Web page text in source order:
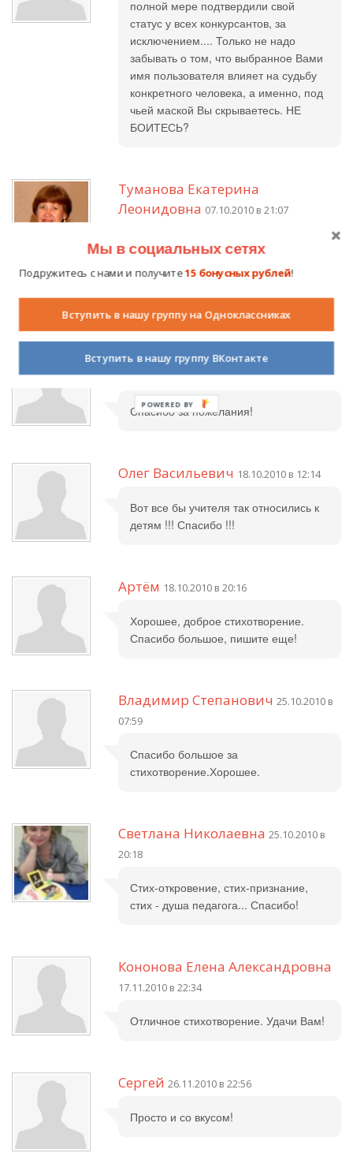
полной мере подтвердили свой
статус у всех конкурсантов, за
исключением.... Только не надо
забывать о том, что выбранное Вами
имя пользователя влияет на судьбу
конкретного человека, а именно, под
чьей маской Вы скрываетесь. НЕ
БОИТЕСЬ?
Туманова Екатерина
Леонидовна 07.10.2010 в 21:07
Светлана Михайловна, желаю удачи
и терпения на конкурсе. Очень
приятно было познакомиться с
Вашим творчеством. Успеха!
Светлана Михайловна
21:00
Спасибо за пожелания!
Олег Васильевич 18.10.2010 в 12:14
Вот все бы учителя так относились к
детям !!! Спасибо !!!
Артём 18.10.2010 в 20:16
Хорошее, доброе стихотворение.
Спасибо большое, пишите еще!
Владимир Степанович 25.10.2010 в
07:59
Спасибо большое за
стихотворение.Хорошее.
Светлана Николаевна 25.10.2010 в
20:18
Стих-откровение, стих-признание,
стих - душа педагога... Спасибо!
Кононова Елена Александровна
17.11.2010 в 22:34
Отличное стихотворение. Удачи Вам!
Сергей 26.11.2010 в 22:56
Просто и со вкусом!
Мы в социальных сетях
Подружитесь с нами и получите15 бонусных рублей!
Вступить в нашу группу на Одноклассниках
Вступить в нашу группу ВКонтакте